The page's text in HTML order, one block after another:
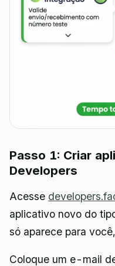
Passo 1: Criar
Developers
Acesse
aplicativo novo do
só aparece para
Coloque um e-mail